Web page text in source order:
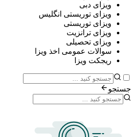
دبی
توریستی انگلیس
توریستی
ترانزیت
تحصیلی
عمومی اخذ ویزا
ویزا